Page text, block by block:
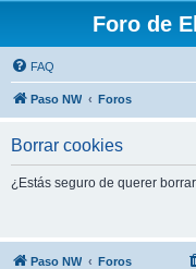
Foro de
FAQ
Paso NW Foros
Borrar cookies
¿Estás seguro de querer
Paso NW Foros